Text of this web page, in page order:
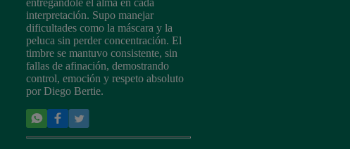
interpretación. Supo manejar
dificultades como la máscara y la
peluca sin perder concentración. El
timbre se mantuvo consistente, sin
fallas de afinación, demostrando
control, emoción y respeto absoluto
por Diego Bertie.